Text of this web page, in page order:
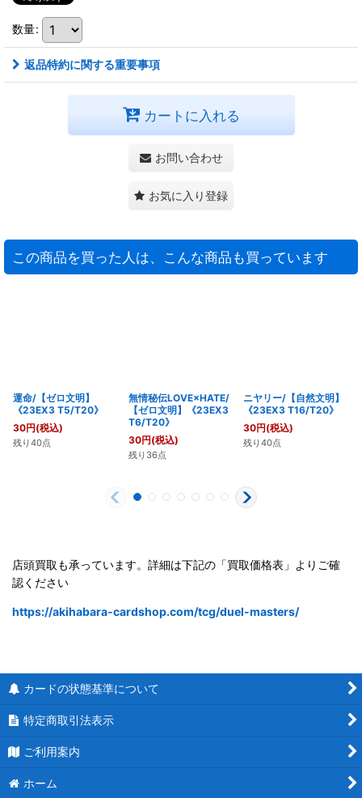
数量:
返品特約に関する重要事項
カートに入れる
お問い合わせ
お気に入り登録
この商品を買った人は、こんな商品も買っています
運命/【ゼロ文明】
《23EX3 T5/T20》
30円(税込)
残り40点
無情秘伝LOVE×HATE/
【ゼロ文明】《23EX3
T6/T20》
30円(税込)
残り36点
ニヤリー/【自然文明】
《23EX3 T16/T20》
30円(税込)
残り40点
店頭買取も承っています。詳細は下記の「買取価格表」よりご確
認ください
https://akihabara-cardshop.com/tcg/duel-masters/
カードの状態基準について
特定商取引法表示
ご利用案内
ホーム